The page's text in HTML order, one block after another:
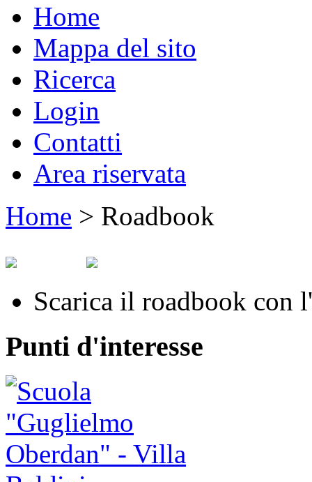
Home
Mappa del sito
Ricerca
Login
Contatti
Area riservata
Home > Roadbook
Scarica il roadbook con
Punti d'interesse